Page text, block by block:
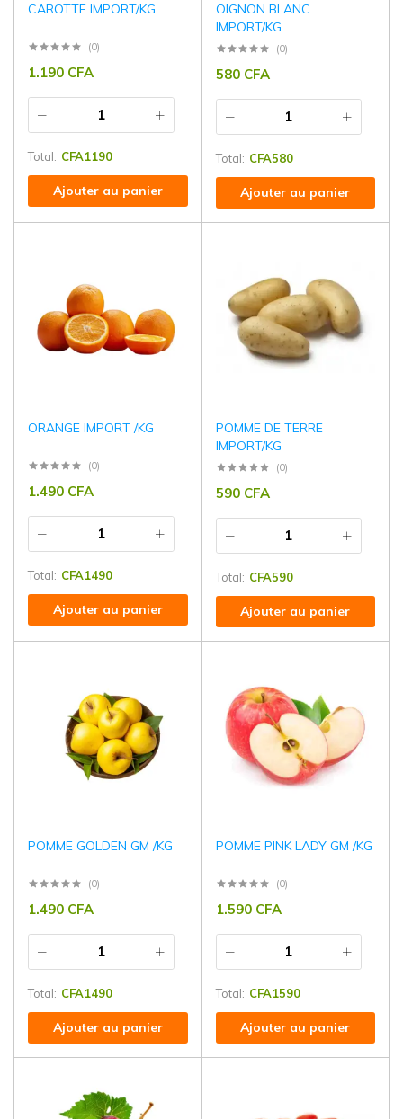
CAROTTE IMPORT/KG
(0)
1.190 CFA
Total: CFA1190
Ajouter au panier
OIGNON BLANC
IMPORT/KG
(0)
580 CFA
Total: CFA580
Ajouter au panier
ORANGE IMPORT /KG
(0)
1.490 CFA
Total: CFA1490
Ajouter au panier
POMME DE TERRE
IMPORT/KG
(0)
590 CFA
Total: CFA590
Ajouter au panier
POMME GOLDEN GM /KG
(0)
1.490 CFA
Total: CFA1490
Ajouter au panier
POMME PINK LADY GM /KG
(0)
1.590 CFA
Total: CFA1590
Ajouter au panier